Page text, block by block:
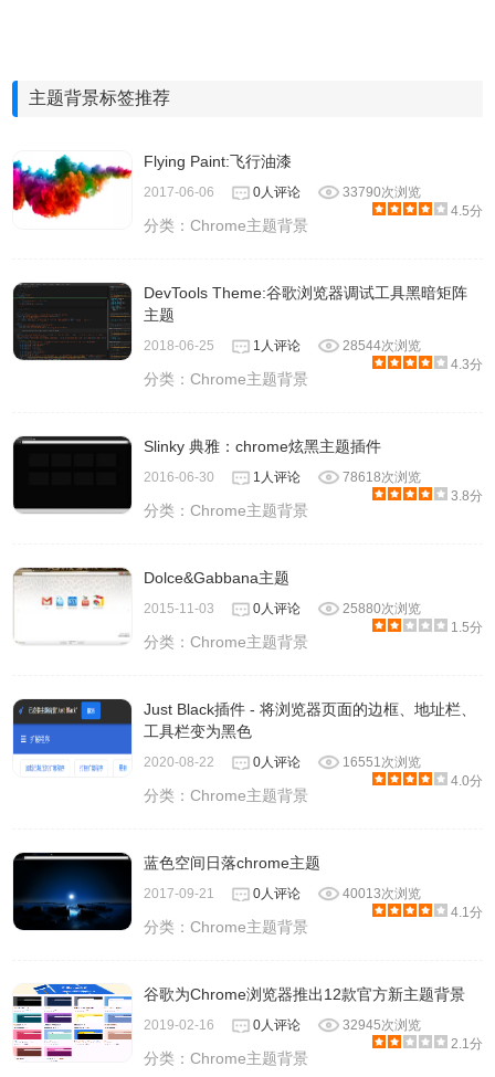
主题背景标签推荐
Flying Paint:飞行油漆
2017-06-06 0人评论
33790次浏览
4.5分
分类：Chrome主题背景
DevTools Theme:谷歌浏览器调试工具黑暗矩阵
主题
2018-06-25 1人评论
28544次浏览
4.3分
分类：Chrome主题背景
Slinky 典雅：chrome炫黑主题插件
2016-06-30 1人评论
78618次浏览
3.8分
分类：Chrome主题背景
Dolce&Gabbana主题
2015-11-03 0人评论
25880次浏览
1.5分
分类：Chrome主题背景
Just Black插件 - 将浏览器页面的边框、地址栏、
工具栏变为黑色
2020-08-22 0人评论
16551次浏览
4.0分
分类：Chrome主题背景
蓝色空间日落chrome主题
2017-09-21 0人评论
40013次浏览
4.1分
分类：Chrome主题背景
谷歌为Chrome浏览器推出12款官方新主题背景
2019-02-16 0人评论
32945次浏览
2.1分
分类：Chrome主题背景